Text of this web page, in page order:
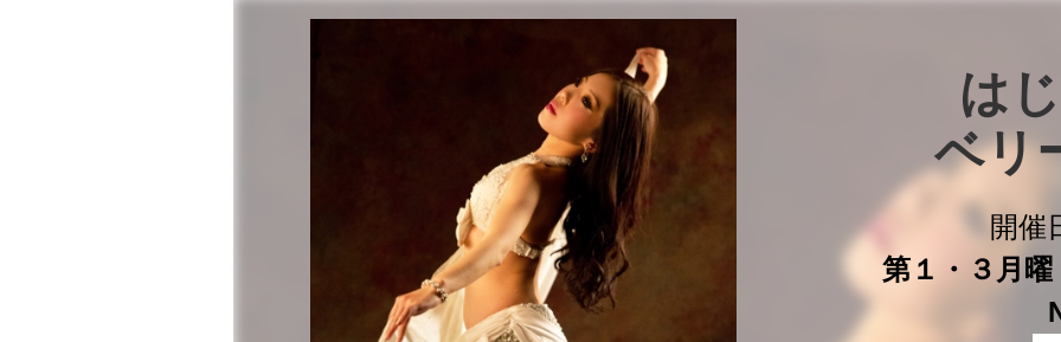
は
ベリ
開催
第１・３月